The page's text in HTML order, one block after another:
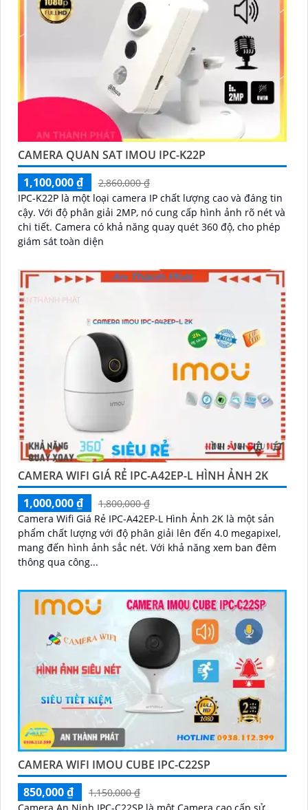
CAMERA QUAN SAT IMOU IPC-K22P
1,100,000 ₫
2,860,000 ₫
IPC-K22P là một loại camera IP chất lượng cao và đáng tin
cậy. Với độ phân giải 2MP, nó cung cấp hình ảnh rõ nét và
chi tiết. Camera có khả năng quay quét 360 độ, cho phép
giám sát toàn diện
CAMERA WIFI GIÁ RẺ IPC-A42EP-L HÌNH ẢNH 2K
1,000,000 ₫
1,800,000 ₫
Camera Wifi Giá Rẻ IPC-A42EP-L Hình Ảnh 2K là một sản
phẩm chất lượng với độ phân giải lên đến 4.0 megapixel,
mang đến hình ảnh sắc nét. Với khả năng xem ban đêm
thông qua công...
CAMERA WIFI IMOU CUBE IPC-C22SP
850,000 ₫
1,150,000 ₫
Camera An Ninh IPC-C22SP là một Camera cao cấp sử